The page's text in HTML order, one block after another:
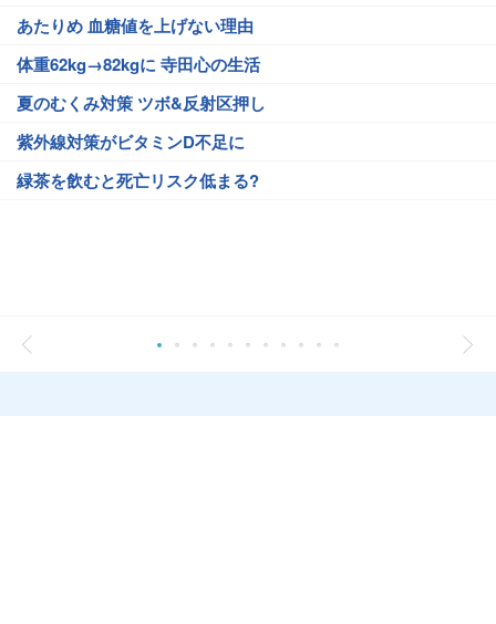
あたりめ 血糖値を上げない理由
体重62kg→82kgに 寺田心の生活
夏のむくみ対策 ツボ&反射区押し
紫外線対策がビタミンD不足に
緑茶を飲むと死亡リスク低まる?